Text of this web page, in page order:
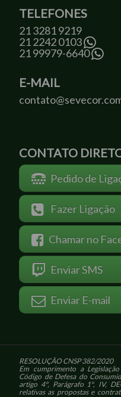
TELEFONES
21 3281 9219
21 2242 0103
21 99979-6640
E-MAIL
CONTATO
Pedido de
Fazer Ligação
Chamar no
Enviar SMS
Enviar E-mail
RESOLUÇÃO CNSP 382/2020
Em cumprimento a
Código de Defesa do
artigo 4º, Parágrafo 1º, IV,
relativas as propostas e